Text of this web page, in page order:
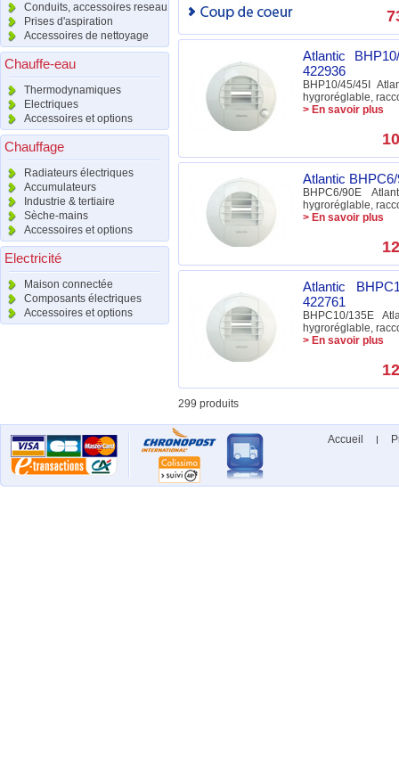
Conduits, accessoires reseau
Prises d'aspiration
Accessoires de nettoyage
Chauffe-eau
Thermodynamiques
Electriques
Accessoires et options
Chauffage
Radiateurs électriques
Accumulateurs
Industrie & tertiaire
Sèche-mains
Accessoires et options
Electricité
Maison connectée
Composants électriques
Accessoires et options
Atlantic
422936
BHP10/45/45I
hygroréglable,
> En savoir plus
Atlantic
BHPC6/90E
hygroréglable,
> En savoir plus
Atlantic
422761
BHPC10/135E
hygroréglable,
> En savoir plus
299 produits
Accueil